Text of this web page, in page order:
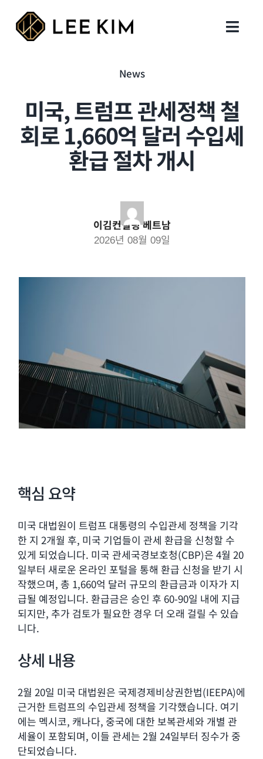
content
회사 설립
행정 업무
지원 업무
인사이트
News
미국, 트럼프 관세정책 철
회로 1,660억 달러 수입세
환급 절차 개시
이김컨설팅 베트남
2026년 08월 09일
핵심 요약
미국 대법원이 트럼프 대통령의 수입관세 정책을 기각
한 지 2개월 후, 미국 기업들이 관세 환급을 신청할 수
있게 되었습니다. 미국 관세국경보호청(CBP)은 4월 20
일부터 새로운 온라인 포털을 통해 환급 신청을 받기 시
작했으며, 총 1,660억 달러 규모의 환급금과 이자가 지
급될 예정입니다. 환급금은 승인 후 60-90일 내에 지급
되지만, 추가 검토가 필요한 경우 더 오래 걸릴 수 있습
니다.
상세 내용
2월 20일 미국 대법원은 국제경제비상권한법(IEEPA)에
근거한 트럼프의 수입관세 정책을 기각했습니다. 여기
에는 멕시코, 캐나다, 중국에 대한 보복관세와 개별 관
세율이 포함되며, 이들 관세는 2월 24일부터 징수가 중
단되었습니다.